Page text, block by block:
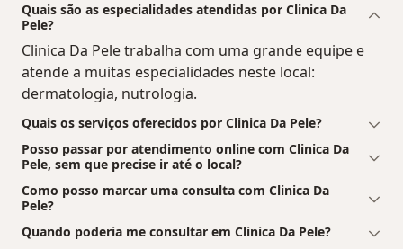
Quais são as especialidades atendidas por Clinica Da
Pele?
Clinica Da Pele trabalha com uma grande equipe e
atende a muitas especialidades neste local:
dermatologia, nutrologia.
Quais os serviços oferecidos por Clinica Da Pele?
Posso passar por atendimento online com Clinica Da
Pele, sem que precise ir até o local?
Como posso marcar uma consulta com Clinica Da
Pele?
Quando poderia me consultar em Clinica Da Pele?